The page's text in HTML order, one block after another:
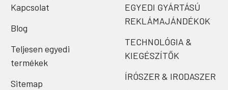
Kapcsolat
Blog
Teljesen egyedi
termékek
Sitemap
EGYEDI GYÁRTÁSÚ
REKLÁMAJÁNDÉKOK
TECHNOLÓGIA &
KIEGÉSZÍTŐK
ÍRÓSZER & IRODASZER